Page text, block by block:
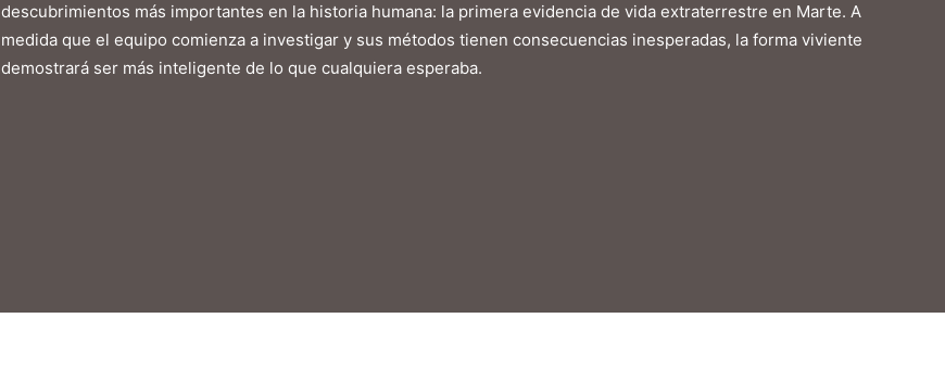
descubrimientos más importantes en la historia humana: la primera evidencia de vida extraterrestre en Marte. A
medida que el equipo comienza a investigar y sus métodos tienen consecuencias inesperadas, la forma viviente
demostrará ser más inteligente de lo que cualquiera esperaba.